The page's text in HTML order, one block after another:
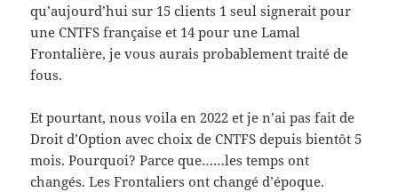
qu’aujourd’hui sur 15 clients 1 seul signerait pour
une CNTFS française et 14 pour une Lamal
Frontalière, je vous aurais probablement traité de
fous.
Et pourtant, nous voila en 2022 et je n’ai pas fait de
Droit d’Option avec choix de CNTFS depuis bientôt 5
mois. Pourquoi? Parce que……les temps ont
changés. Les Frontaliers ont changé d’époque.